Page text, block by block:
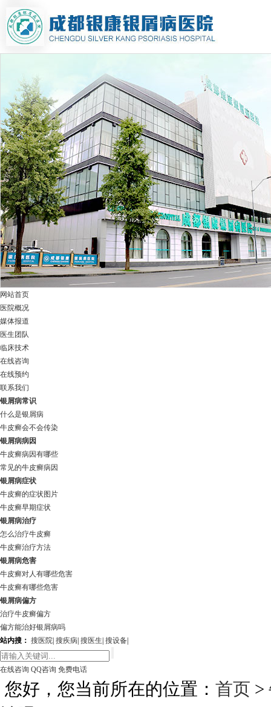
网站首页
医院概况
媒体报道
医生团队
临床技术
在线咨询
在线预约
联系我们
银屑病常识
什么是银屑病
牛皮癣会不会传染
银屑病病因
牛皮癣病因有哪些
常见的牛皮癣病因
银屑病症状
牛皮癣的症状图片
牛皮癣早期症状
银屑病治疗
怎么治疗牛皮癣
牛皮癣治疗方法
银屑病危害
牛皮癣对人有哪些危害
牛皮癣有哪些危害
银屑病偏方
治疗牛皮癣偏方
偏方能治好银屑病吗
站内搜： 搜医院 搜疾病 搜医生 搜设备
在线咨询 QQ咨询 免费电话
您好，您当前所在的位置： 首页 >